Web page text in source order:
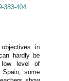
383-404
in
hardly be
low level of
Spain, some